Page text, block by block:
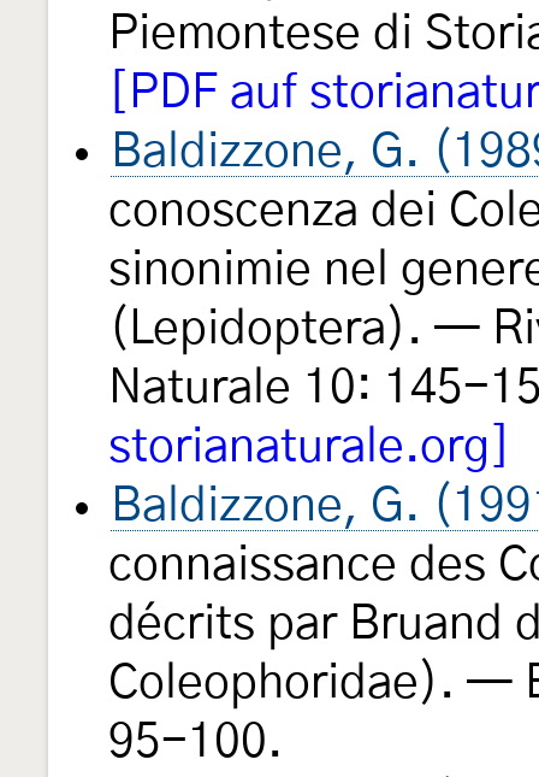
Piemontese di
[PDF auf
Baldizzone, G.
conoscenza dei
sinonimie nel
(Lepidoptera). —
Naturale 10: 145-
storianaturale.org]
Baldizzone, G.
connaissance des
décrits par Bruand
Coleophoridae). —
95-100.